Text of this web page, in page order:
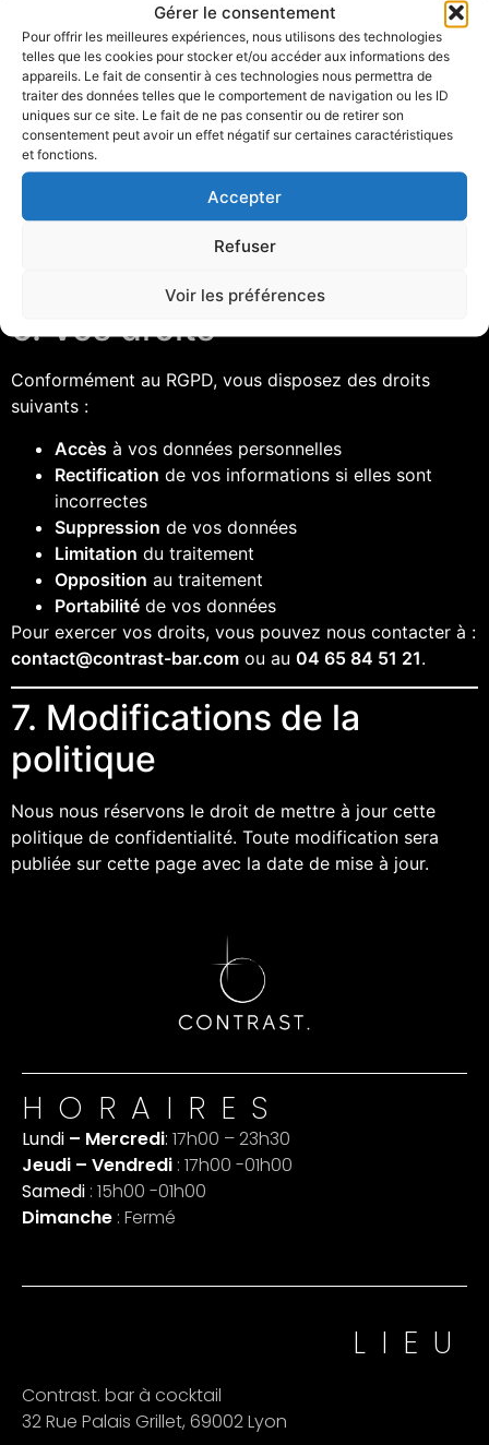
Gérer le consentement
Pour offrir les meilleures expériences, nous utilisons des technologies
telles que les cookies pour stocker et/ou accéder aux informations des
appareils. Le fait de consentir à ces technologies nous permettra de
traiter des données telles que le comportement de navigation ou les ID
uniques sur ce site. Le fait de ne pas consentir ou de retirer son
consentement peut avoir un effet négatif sur certaines caractéristiques
et fonctions.
Accepter
Refuser
Voir les préférences
Vos données personnelles sont conservées
nécessaire pour répondre à votre demande, puis
supprimées de manière sécurisée.
5. Sécurité des données
Nous prenons les mesures techniques et
organisationnelles nécessaires pour protéger vos
données contre tout accès non autorisé, modification,
6. Vos droits
Conformément au RGPD, vous disposez des droits
suivants :
Accès à vos données personnelles
Rectification de vos informations si elles sont
incorrectes
Suppression de vos données
Limitation du traitement
Opposition au traitement
Portabilité de vos données
Pour exercer vos droits, vous pouvez nous contacter à :
contact@contrast-bar.com ou au 04 65 84 51 21.
7. Modifications de la
politique
Nous nous réservons le droit de mettre à jour cette
politique de confidentialité. Toute modification sera
publiée sur cette page avec la date de mise à jour.
HORAIRES
Lundi – Mercredi: 17h00 – 23h30
Jeudi – Vendredi : 17h00 -01h00
Samedi : 15h00 -01h00
Dimanche : Fermé
LIEU
Contrast. bar à cocktail
32 Rue Palais Grillet, 69002 Lyon